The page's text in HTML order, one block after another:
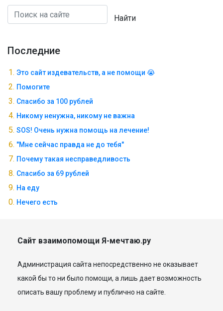
Найти
Последние
Это сайт издевательств, а не помощи 😭
Помогите
Спасибо за 100 рублей
Никому ненужна, никому не важна
SOS! Очень нужна помощь на лечение!
"Мне сейчас правда не до тебя"
Почему такая несправедливость
Спасибо за 69 рублей
На еду
Нечего есть
Сайт взаимопомощи Я-мечтаю.ру
Администрация сайта непосредственно не оказывает
какой бы то ни было помощи, а лишь дает возможность
описать вашу проблему и публично на сайте.